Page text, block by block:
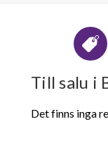
Till salu i
Det finns inga